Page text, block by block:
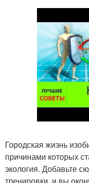
Городская жизнь
причинами которых
экология. Добавьте